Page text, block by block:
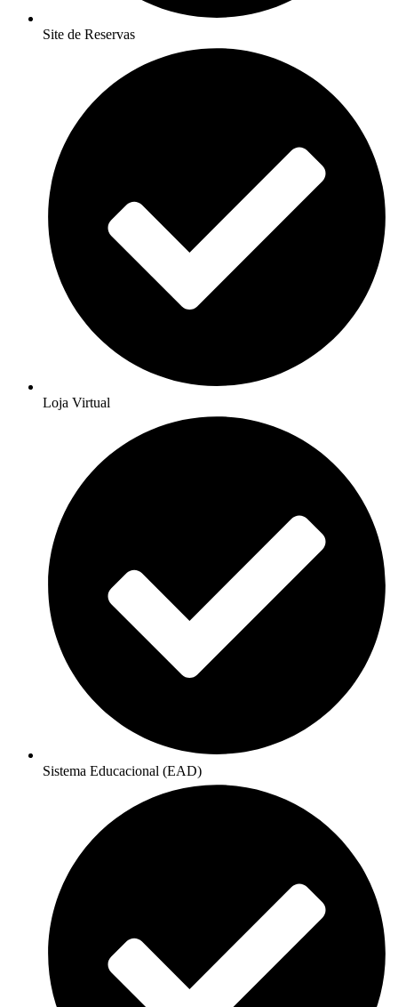
Site de Reservas
Loja Virtual
Sistema Educacional (EAD)